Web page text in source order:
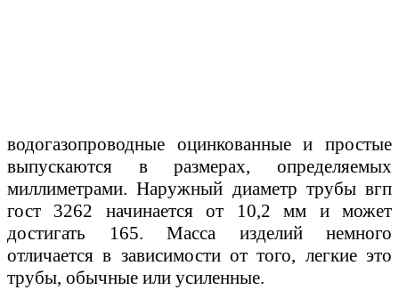
водогазопроводные оцинкованные и простые
выпускаются в размерах, определяемых
миллиметрами. Наружный диаметр трубы вгп
гост 3262 начинается от 10,2 мм и может
достигать 165. Масса изделий немного
отличается в зависимости от того, легкие это
трубы, обычные или усиленные.